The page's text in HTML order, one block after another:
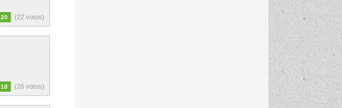
20 (22 votos)
18 (26 votos)